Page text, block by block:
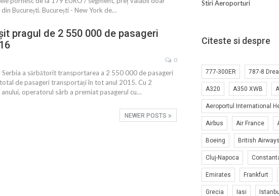
București. București - New York de…
pragul de 2 550 000 de pasageri
0
a sărbătorit transportarea a 2 550 000 de pasageri
de pasageri transportați în tot anul 2015. Cu 2
anului, operatorul sârb a premiat pasagerul cu…
NEWER POSTS
Stiri Aeroporturi
Citeste si despre
777-300ER 787-8
A320 A350 XWB
Aeroportul International
Airbus Air France
Boeing British Airways
Cluj-Napoca
Emirates Frankfurt
Grecia Iasi Istanbul